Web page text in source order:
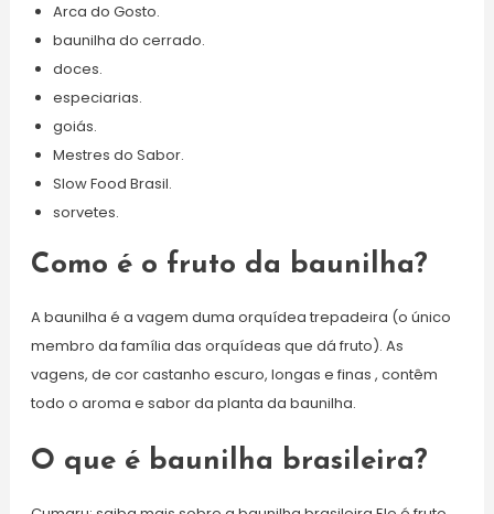
Arca do Gosto.
baunilha do cerrado.
doces.
especiarias.
goiás.
Mestres do Sabor.
Slow Food Brasil.
sorvetes.
Como é o fruto da baunilha?
A baunilha é a vagem duma orquídea trepadeira (o único
membro da família das orquídeas que dá fruto). As
vagens, de cor castanho escuro, longas e finas , contêm
todo o aroma e sabor da planta da baunilha.
O que é baunilha brasileira?